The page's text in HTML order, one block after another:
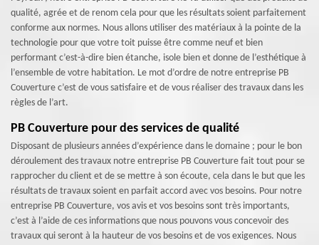
qualité, agrée et de renom cela pour que les résultats soient parfaitement
conforme aux normes. Nous allons utiliser des matériaux à la pointe de la
technologie pour que votre toit puisse être comme neuf et bien
performant c’est-à-dire bien étanche, isole bien et donne de l’esthétique à
l’ensemble de votre habitation. Le mot d’ordre de notre entreprise PB
Couverture c’est de vous satisfaire et de vous réaliser des travaux dans les
règles de l’art.
PB Couverture pour des services de qualité
Disposant de plusieurs années d’expérience dans le domaine ; pour le bon
déroulement des travaux notre entreprise PB Couverture fait tout pour se
rapprocher du client et de se mettre à son écoute, cela dans le but que les
résultats de travaux soient en parfait accord avec vos besoins. Pour notre
entreprise PB Couverture, vos avis et vos besoins sont très importants,
c’est à l’aide de ces informations que nous pouvons vous concevoir des
travaux qui seront à la hauteur de vos besoins et de vos exigences. Nous